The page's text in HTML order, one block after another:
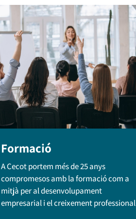
Formació
A Cecot portem més de 25 anys
compromesos amb la formació com a
mitjà per al desenvolupament
empresarial i el creixement professional